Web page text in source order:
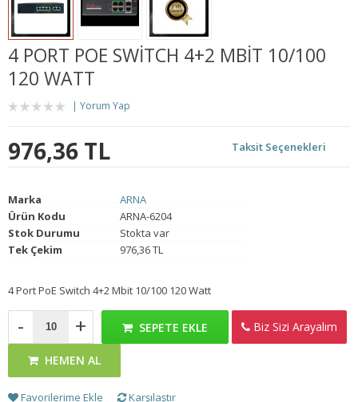
4 PORT POE SWITCH 4+2 MBIT 10/100
120 WATT
Yorum Yap
976,36 TL Taksit Seçenekleri
Marka
ARNA
Ürün Kodu
ARNA-6204
Stok Durumu
Stokta var
Tek Çekim
976,36 TL
4 Port PoE Switch 4+2 Mbit 10/100 120 Watt
- + SEPETE EKLE
HEMEN AL
Favorilerime Ekle Karşılaştır
Biz Sizi Arayalım